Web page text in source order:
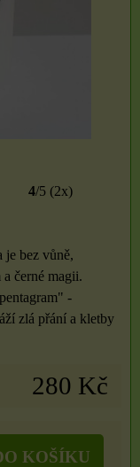
4/5 (2x)
je bez vůně,
černé magii.
-
zlá přání a kletby
280 Kč
KOŠÍKU